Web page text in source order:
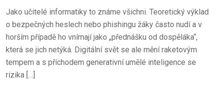
N
Jako učitelé informatiky to známe všichni. Teoretický výklad
o bezpečných heslech nebo phishingu žáky často nudí a v
horším případě ho vnímají jako „přednášku od dospěláka“,
která se jich netýká. Digitální svět se ale mění raketovým
tempem a s příchodem generativní umělé inteligence se
rizika […]